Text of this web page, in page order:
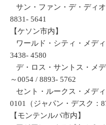
サン・ファン・デ・ディ
8831- 5641
【ケソン市内】
ワールド・シティ・メデ
3438- 4580
デ・ロス・サントス・メ
～0054 / 8893- 5762
セント・ルークス・メデ
0101（ジャパン・デスク：
【モンテンルパ市内】